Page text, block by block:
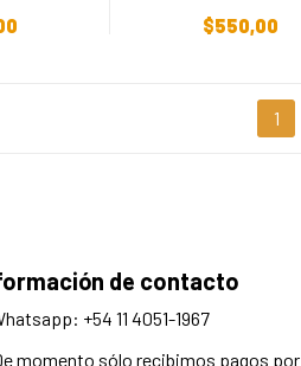
$550,00
1
de contacto
+54 11 4051-1967
momento sólo recibimos pagos por